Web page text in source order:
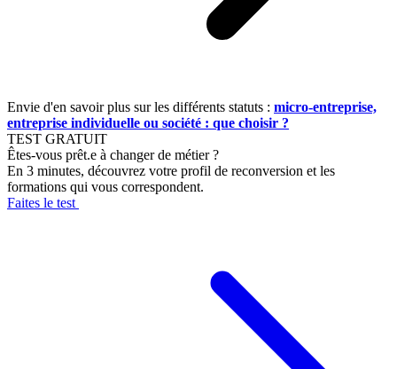
Envie d'en savoir plus sur les différents statuts : micro-entreprise,
entreprise individuelle ou société : que choisir ?
TEST GRATUIT
Êtes-vous prêt.e à changer de métier ?
En 3 minutes, découvrez votre profil de reconversion et les
formations qui vous correspondent.
Faites le test